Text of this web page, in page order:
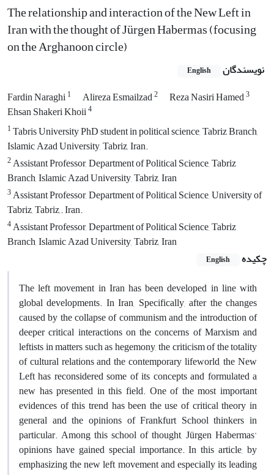
The relationship and interaction of the New Left in
Iran with the thought of Jürgen Habermas (focusing
on the Arghanoon circle)
نویسندگان English
Fardin Naraghi1 Alireza Esmailzad2 Reza Nasiri Hamed3
Ehsan Shakeri Khoii4
1Tabris University PhD student in political science, Tabriz Branch,
Islamic Azad University, Tabriz, Iran.
2Assistant Professor, Department of Political Science, Tabriz
Branch, Islamic Azad University, Tabriz, Iran
3Assistant Professor, Department of Political Science, University of
Tabriz, Tabriz,. Iran.
4Assistant Professor, Department of Political Science, Tabriz
Branch, Islamic Azad University, Tabriz, Iran
چکیده
English
The left movement in Iran has been developed in line with
global developments. In Iran, Specifically, after the changes
caused by the collapse of communism and the introduction of
deeper critical interactions on the concerns of Marxism and
leftists in matters such as hegemony, the criticism of the totality
of cultural relations and the contemporary lifeworld, the New
Left has reconsidered some of its concepts and formulated a
new has presented in this field. One of the most important
evidences of this trend has been the use of critical theory in
general and the opinions of Frankfurt School thinkers in
particular. Among this school of thought, Jürgen Habermas'
opinions have gained special importance. In this article, by
emphasizing the new left movement and especially its leading